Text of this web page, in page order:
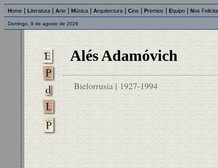
Home Literatura Arte Música Arquitectura Cine Premios Equipo Nos
Domingo, 9 de agosto de 2026
Alés Adamóvich
Bielorrusia | 1927-1994